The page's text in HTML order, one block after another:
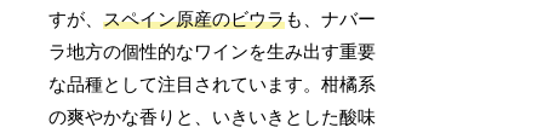
すが、スペイン原産のビウラも、ナバー
ラ地方の個性的なワインを生み出す重要
な品種として注目されています。柑橘系
の爽やかな香りと、いきいきとした酸味